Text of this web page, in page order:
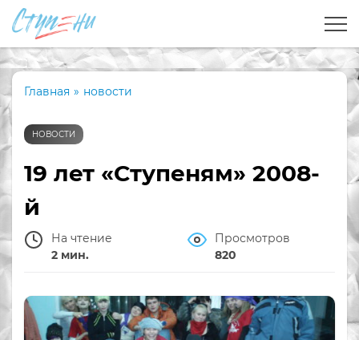
Главная » новости
НОВОСТИ
19 лет «Ступеням» 2008-
й
На чтение
2 мин.
Просмотров
820